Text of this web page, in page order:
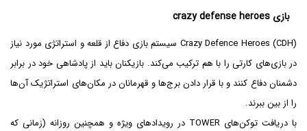
بازی crazy defense heroes
Crazy Defence Heroes (CDH) سیستم بازی‌ دفاع از قلعه و استراتژی مورد نیاز
در بازی‌های کارتی را با هم ترکیب می‌کند. بازیکنان باید از پادشاهی خود در برابر
دشمنان دفاع کنند و با قرار دادن برج‌ها و قهرمانان در مکان‌های استراتژیک آن‌ها
را از بین ببرند.
با دریافت توکن‌های TOWER در رویدادهای ویژه و همچنین روزانه (زمانی که